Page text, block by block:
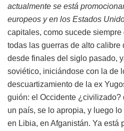
actualmente se está
europeos y en los Estados
capitales, como sucede
todas las guerras de alto calibre
desde finales del siglo pasado,
soviético, iniciándose con la de
descuartizamiento de la ex
guión: el Occidente ¿civilizado?
un país, se lo apropia, y luego
en Libia, en Afganistán. Ya está